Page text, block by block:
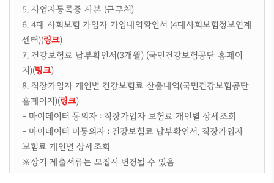
5. 사업자등록증 사본 (근무처)
6. 4대 사회보험 가입자 가입내역확인서 (4대사회보험정보연계
센터)(링크)
7. 건강보험료 납부확인서(3개월) (국민건강보험공단 홈페이
지)(링크)
8. 직장가입자 개인별 건강보험료 산출내역(국민건강보험공단
홈페이지)(링크)
- 마이데이터 동의자 : 직장가입자 보험료 개인별 상세조회
- 마이데이터 미동의자 : 건강보험료 납부확인서, 직장가입자
보험료 개인별 상세조회
※상기 제출서류는 모집시 변경될 수 있음